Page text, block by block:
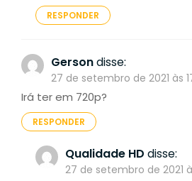
RESPONDER
Gersondisse:
27 de setembro de 2021 às
Irá ter em 720p?
RESPONDER
Qualidade HD disse:
27 de setembro de 2021